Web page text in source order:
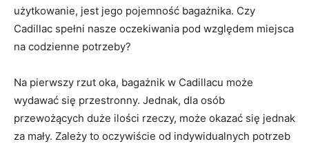
użytkowanie, jest jego pojemność bagażnika. Czy
Cadillac spełni nasze oczekiwania pod względem miejsca
na codzienne ​potrzeby?
Na pierwszy rzut ⁣oka, bagażnik w Cadillacu może
wydawać się przestronny. Jednak, dla osób
‌przewożących duże ilości rzeczy, może‍ okazać się jednak
za ⁢mały. ‍Zależy to oczywiście od indywidualnych potrzeb